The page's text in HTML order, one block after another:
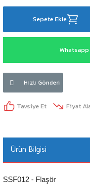
Sepete Ekle
Hızlı Gönderi
Tavsiye Et Fiyat
Ürün Bilgisi
SSF012 - Flaşör